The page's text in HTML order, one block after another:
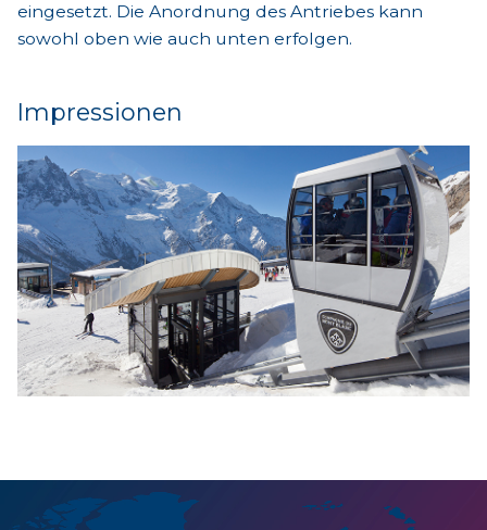
eingesetzt. Die Anordnung des Antriebes kann
sowohl oben wie auch unten erfolgen.
Impressionen